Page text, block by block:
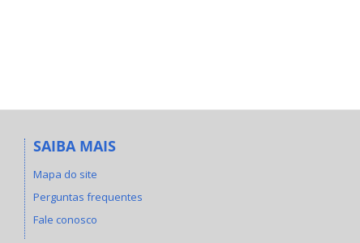
SAIBA MAIS
Mapa do site
Perguntas frequentes
Fale conosco